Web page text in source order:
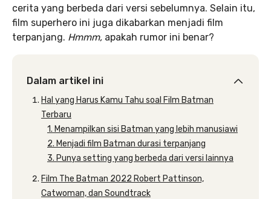
cerita yang berbeda dari versi sebelumnya. Selain itu,
film superhero ini juga dikabarkan menjadi film
terpanjang. Hmmm, apakah rumor ini benar?
Dalam artikel ini
Hal yang Harus Kamu Tahu soal Film Batman
Terbaru
1. Menampilkan sisi Batman yang lebih manusiawi
2. Menjadi film Batman durasi terpanjang
3. Punya setting yang berbeda dari versi lainnya
Film The Batman 2022 Robert Pattinson,
Catwoman, dan Soundtrack